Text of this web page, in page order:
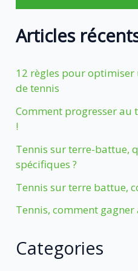
Articles
12 règles pour
de tennis
Comment progresser au
!
Tennis sur terre-battue,
spécifiques ?
Tennis sur terre battue,
Tennis, comment
Categories